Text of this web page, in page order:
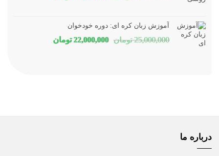
بود.
آموزش زبان کره ای: دوره خودخوان
25,000,000 تومان قیمت
22,000,000 تومانقیمت
درباره ما